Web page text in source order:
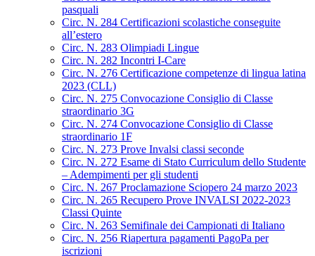
pasquali
Circ. N. 284 Certificazioni scolastiche conseguite
all’estero
Circ. N. 283 Olimpiadi Lingue
Circ. N. 282 Incontri I-Care
Circ. N. 276 Certificazione competenze di lingua latina
2023 (CLL)
Circ. N. 275 Convocazione Consiglio di Classe
straordinario 3G
Circ. N. 274 Convocazione Consiglio di Classe
straordinario 1F
Circ. N. 273 Prove Invalsi classi seconde
Circ. N. 272 Esame di Stato Curriculum dello Studente
– Adempimenti per gli studenti
Circ. N. 267 Proclamazione Sciopero 24 marzo 2023
Circ. N. 265 Recupero Prove INVALSI 2022-2023
Classi Quinte
Circ. N. 263 Semifinale dei Campionati di Italiano
Circ. N. 256 Riapertura pagamenti PagoPa per
iscrizioni